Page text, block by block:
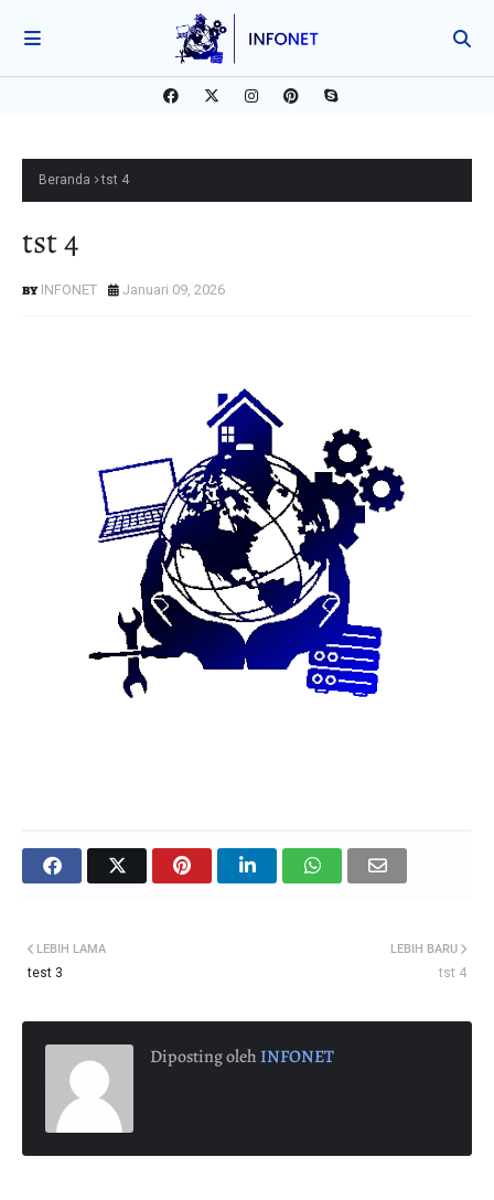
Beranda tst 4
tst 4
INFONET Januari 09, 2026
LEBIH BARU
tst 4
LEBIH LAMA
test 3
Diposting olehINFONET